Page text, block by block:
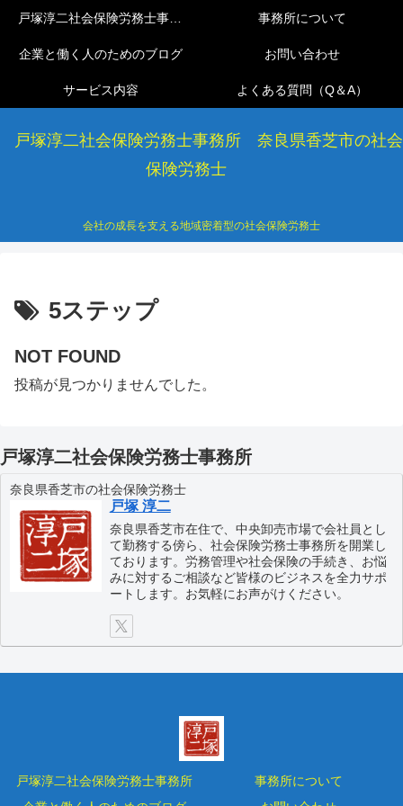
戸塚淳二社会保険労務士事務所 奈良県香芝市の社会
保険労務士
会社の成長を支える地域密着型の社会保険労務士
戸塚淳二社会保険労務士事務所 事務所について
企業と働く人のためのブログ お問い合わせ
サービス内容 よくある質問（Q＆A）
5ステップ
NOT FOUND
投稿が見つかりませんでした。
戸塚淳二社会保険労務士事務所
奈良県香芝市の社会保険労務士
戸塚 淳二
奈良県香芝市在住で、中央卸売市場で会社員とし
て勤務する傍ら、社会保険労務士事務所を開業し
ております。労務管理や社会保険の手続き、お悩
みに対するご相談など皆様のビジネスを全力サポ
ートします。お気軽にお声がけください。
戸塚淳二社会保険労務士事務所
事務所について